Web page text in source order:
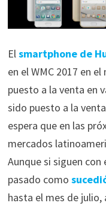
Elsmartphone de
en el WMC 2017 en
puesto a la venta en
sido puesto a la
espera que en las
mercados
Aunque si siguen
pasado como
hasta el mes de julio,